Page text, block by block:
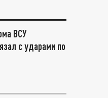
ВСУ
с ударами по